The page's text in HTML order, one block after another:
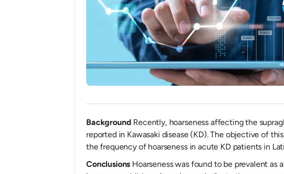
Background Recently, hoarseness affecting the
reported in Kawasaki disease (KD). The objective of
the frequency of hoarseness in acute KD patients in
Conclusions Hoarseness was found to be prevalent as